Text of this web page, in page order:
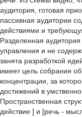
аудитория, готовая
пассивная аудитории
действиями и
Разделенная аудитория
управления и не
занята разработкой
имеет цель собрания
концентрации, за
достижений в
Пространственная
действие ] и [речь -